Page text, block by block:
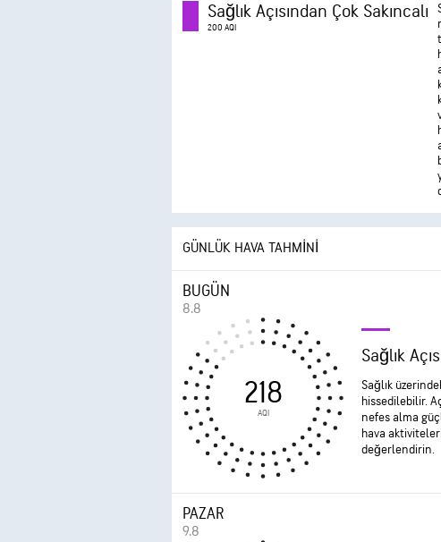
Sağlık Açısından Çok Sakıncalı
200 AQI
GÜNLÜK HAVA TAHMINI
BUGÜN
8.8
218
AQI
Sağlık
Sağlık
hissedilebilir.
nefes alma
hava
değerlendirin.
PAZAR
9.8